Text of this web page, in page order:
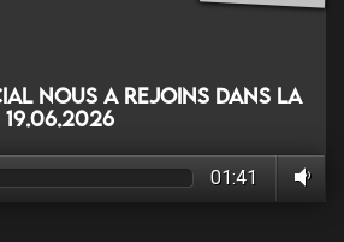
nous a rejoins dans la
01:41